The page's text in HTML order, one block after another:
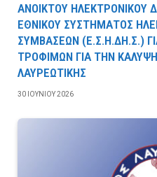
ΑΝΟΙΚΤΟΥ ΗΛΕΚΤΡΟΝΙΚΟΥ
ΕΘΝΙΚΟΥ ΣΥΣΤΗΜΑΤΟΣ
ΣΥΜΒΑΣΕΩΝ (Ε.Σ.Η.ΔΗ.Σ.)
ΤΡΟΦΙΜΩΝ ΓΙΑ ΤΗΝ
ΛΑΥΡΕΩΤΙΚΗΣ
30 ΙΟΥΝΊΟΥ 2026